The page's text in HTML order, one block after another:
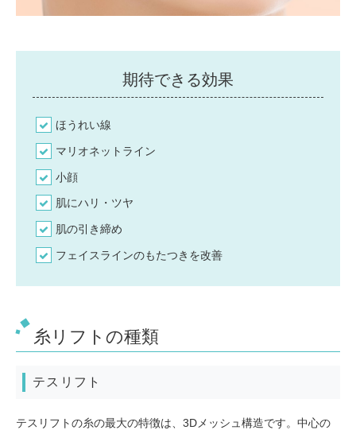
期待できる効果
ほうれい線
マリオネットライン
小顔
肌にハリ・ツヤ
肌の引き締め
フェイスラインのもたつきを改善
糸リフトの種類
テスリフト
テスリフトの糸の最大の特徴は、3Dメッシュ構造です。中心の